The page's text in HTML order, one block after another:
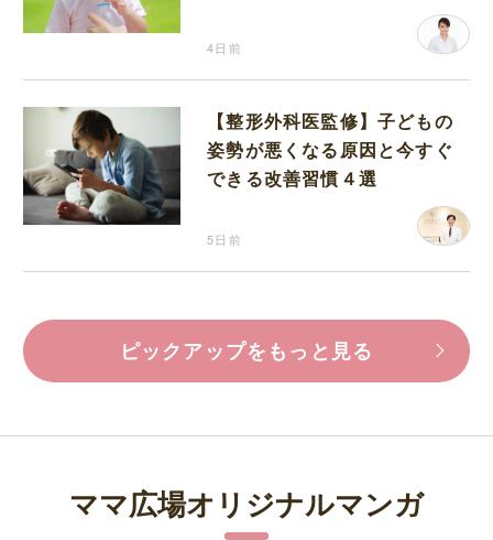
4日前
【整形外科医監修】子どもの
姿勢が悪くなる原因と今すぐ
できる改善習慣４選
5日前
ピックアップをもっと見る
ママ広場オリジナルマンガ